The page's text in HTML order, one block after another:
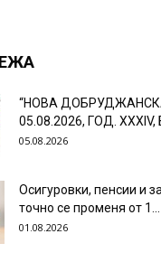
“НОВА
05.08.2026, ГОД.
05.08.2026
Осигуровки, пенсии и
точно се променя от 1...
01.08.2026